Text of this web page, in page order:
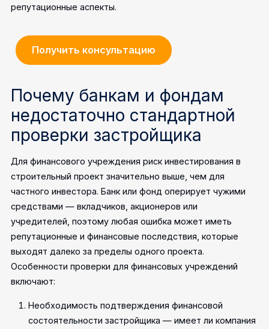
репутационные аспекты.
Получить консультацию
Почему банкам и фондам
недостаточно стандартной
проверки застройщика
Для финансового учреждения риск инвестирования в
строительный проект значительно выше, чем для
частного инвестора. Банк или фонд оперирует чужими
средствами — вкладчиков, акционеров или
учредителей, поэтому любая ошибка может иметь
репутационные и финансовые последствия, которые
выходят далеко за пределы одного проекта.
Особенности проверки для финансовых учреждений
включают:
Необходимость подтверждения финансовой
состоятельности застройщика — имеет ли компания